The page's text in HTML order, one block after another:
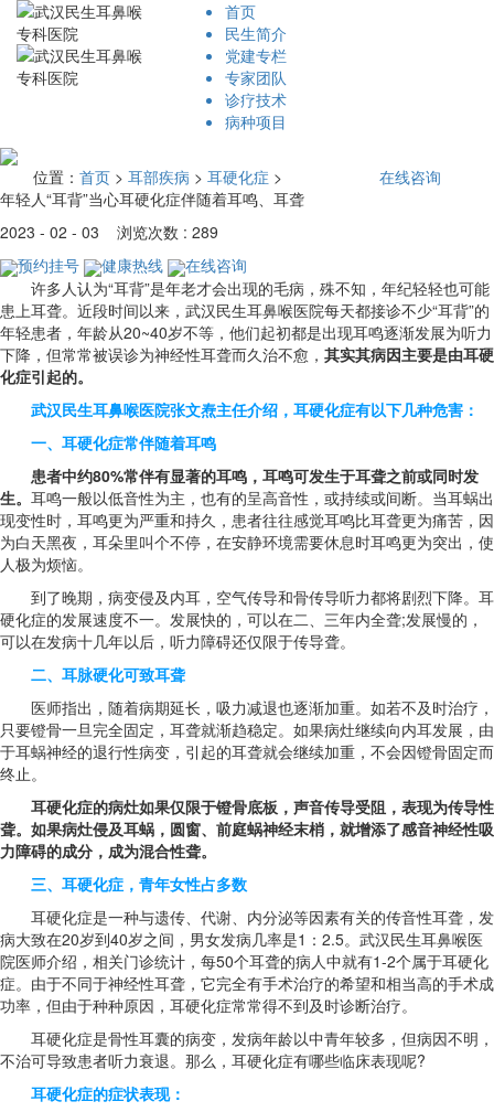
首页
民生简介
党建专栏
专家团队
诊疗技术
病种项目
位置： 首页 > 耳部疾病 > 耳硬化症 >
在线咨询
年轻人“耳背”当心耳硬化症伴随着耳鸣、耳聋
2023 - 02 - 03 浏览次数 : 289
预约挂号
健康热线
在线咨询
许多人认为“耳背”是年老才会出现的毛病，殊不知，年纪轻轻也可能
患上耳聋。近段时间以来，武汉民生耳鼻喉医院每天都接诊不少“耳背”的
年轻患者，年龄从20~40岁不等，他们起初都是出现耳鸣逐渐发展为听力
下降，但常常被误诊为神经性耳聋而久治不愈， 其实其病因主要是由耳硬
化症引起的。
武汉民生耳鼻喉医院张文焘主任介绍，耳硬化症有以下几种危害：
一、耳硬化症常伴随着耳鸣
患者中约80%常伴有显著的耳鸣，耳鸣可发生于耳聋之前或同时发
生。 耳鸣一般以低音性为主，也有的呈高音性，或持续或间断。当耳蜗出
现变性时，耳鸣更为严重和持久，患者往往感觉耳鸣比耳聋更为痛苦，因
为白天黑夜，耳朵里叫个不停，在安静环境需要休息时耳鸣更为突出，使
人极为烦恼。
到了晚期，病变侵及内耳，空气传导和骨传导听力都将剧烈下降。耳
硬化症的发展速度不一。发展快的，可以在二、三年内全聋;发展慢的，
可以在发病十几年以后，听力障碍还仅限于传导聋。
二、耳脉硬化可致耳聋
医师指出，随着病期延长，吸力减退也逐渐加重。如若不及时治疗，
只要镫骨一旦完全固定，耳聋就渐趋稳定。如果病灶继续向内耳发展，由
于耳蜗神经的退行性病变，引起的耳聋就会继续加重，不会因镫骨固定而
终止。
耳硬化症的病灶如果仅限于镫骨底板，声音传导受阻，表现为传导性
聋。如果病灶侵及耳蜗，圆窗、前庭蜗神经末梢，就增添了感音神经性吸
力障碍的成分，成为混合性聋。
三、耳硬化症，青年女性占多数
耳硬化症是一种与遗传、代谢、内分泌等因素有关的传音性耳聋，发
病大致在20岁到40岁之间，男女发病几率是1：2.5。武汉民生耳鼻喉医
院医师介绍，相关门诊统计，每50个耳聋的病人中就有1-2个属于耳硬化
症。由于不同于神经性耳聋，它完全有手术治疗的希望和相当高的手术成
功率，但由于种种原因，耳硬化症常常得不到及时诊断治疗。
耳硬化症是骨性耳囊的病变，发病年龄以中青年较多，但病因不明，
不治可导致患者听力衰退。那么，耳硬化症有哪些临床表现呢?
耳硬化症的症状表现：